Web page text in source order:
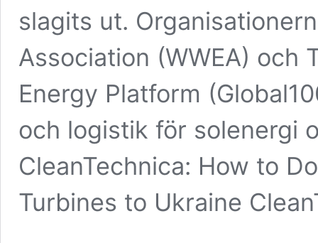
slagits ut.
Association (WWEA) och
Energy Platform
och logistik för solenergi
CleanTechnica: How to
Turbines to Ukraine